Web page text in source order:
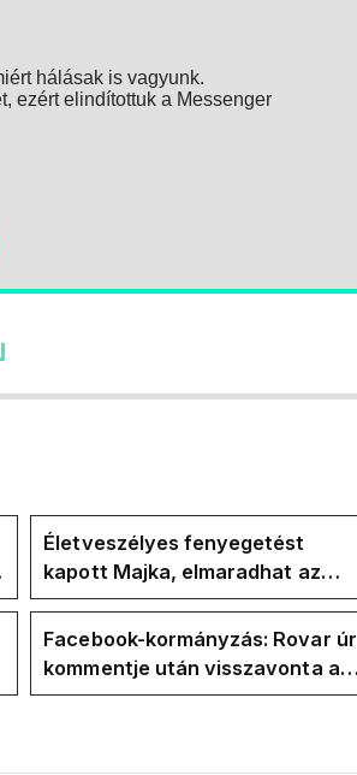
hálásak is vagyunk.
ezért elindítottuk a Messenger
Életveszélyes fenyegetést
kapott Majka, elmaradhat az
erdélyi koncertje
Facebook-kormányzás: Rovar úr
kommentje után visszavonta a
közmédia vezetősége Hajdú és